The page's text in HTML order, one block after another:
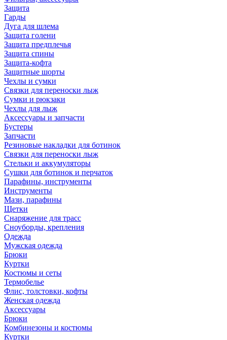
Защита
Гарды
Дуга для шлема
Защита голени
Защита предплечья
Защита спины
Защита-кофта
Защитные шорты
Чехлы и сумки
Связки для переноски лыж
Сумки и рюкзаки
Чехлы для лыж
Аксессуары и запчасти
Бустеры
Запчасти
Резиновые накладки для ботинок
Связки для переноски лыж
Стельки и аккумуляторы
Сушки для ботинок и перчаток
Парафины, инструменты
Инструменты
Мази, парафины
Щетки
Снаряжение для трасс
Сноуборды, крепления
Одежда
Мужская одежда
Брюки
Куртки
Костюмы и сеты
Термобелье
Флис, толстовки, кофты
Женская одежда
Аксессуары
Брюки
Комбинезоны и костюмы
Куртки